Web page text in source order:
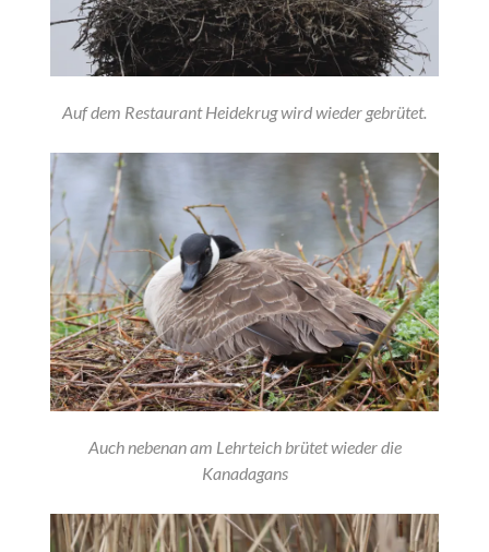
Auf dem Restaurant Heidekrug wird wieder gebrütet.
Auch nebenan am Lehrteich brütet wieder die
Kanadagans